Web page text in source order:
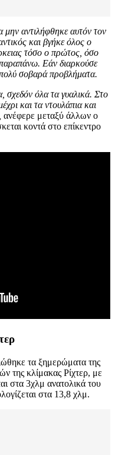
μην αντιλήφθηκε αυτόν τον
και βγήκε όλος ο
τόσο ο πρώτος, όσο
Εάν διαρκούσε
πολύ σοβαρά προβλήματα.
σχεδόν όλα τα γυαλικά. Στο
και τα ντουλάπια και
ανέφερε μεταξύ άλλων ο
κοντά στο επίκεντρο
τα ξημερώματα της
της κλίμακας Ρίχτερ, με
στα 3χλμ ανατολικά του
στα 13,8 χλμ.